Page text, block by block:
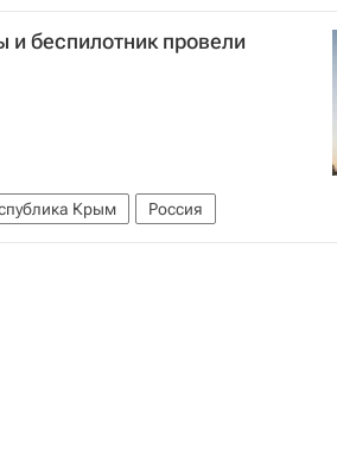
беспилотник провели
Крым Россия